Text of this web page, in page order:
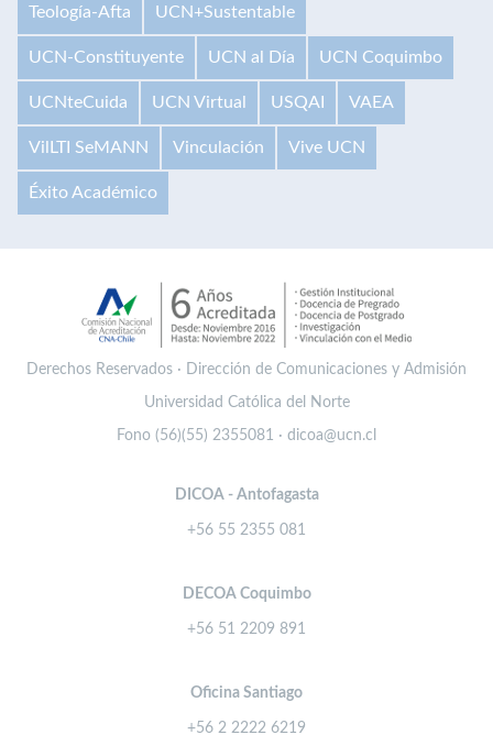
Teología-Afta UCN+Sustentable
UCN-Constituyente UCN al Día UCN Coquimbo
UCNteCuida UCN Virtual USQAI VAEA
VilLTI SeMANN Vinculación Vive UCN
Éxito Académico
Derechos Reservados · Dirección de Comunicaciones y Admisión
Universidad Católica del Norte
Fono (56)(55) 2355081 · dicoa@ucn.cl
DICOA - Antofagasta
+56 55 2355 081
DECOA Coquimbo
+56 51 2209 891
Oficina Santiago
+56 2 2222 6219